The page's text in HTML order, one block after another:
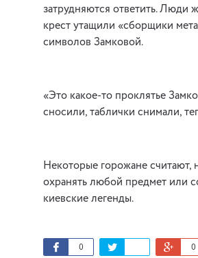
затрудняются ответить. Люди
крест утащили «сборщики
символов Замковой.
«Это какое-то проклятье
сносили, таблички снимали,
Некоторые горожане
охранять любой предмет или
киевские легенды.
0 0